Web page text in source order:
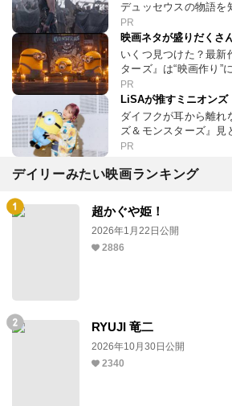
デュッセウスの物語を
PR
映画ネタが盛りだくさ
いくつ見つけた？最新
ターズ』は“映画作り”
PR
LiSAが推すミニオンズ
ダイフクが耳から離れ
ズ＆モンスターズ』見
PR
デイリーみたい映画ランキング
超かぐや姫！
2026年1月22日公開
2886
RYUJI 竜二
2026年10月30日公開
2340